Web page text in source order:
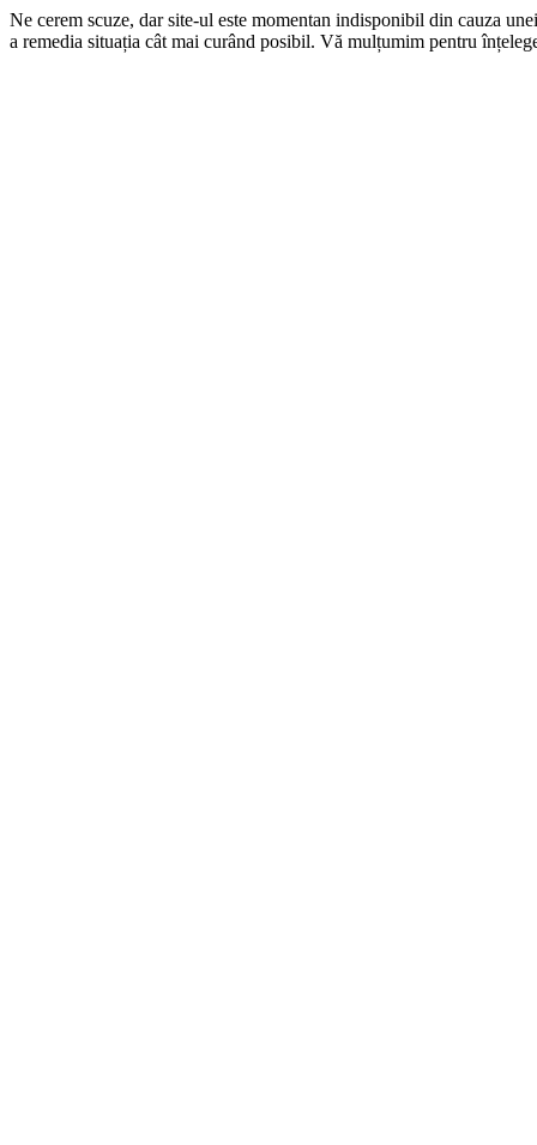
Ne cerem scuze, dar site-ul este momentan indisponibil din cauza
a remedia situația cât mai curând posibil. Vă mulțumim pentru